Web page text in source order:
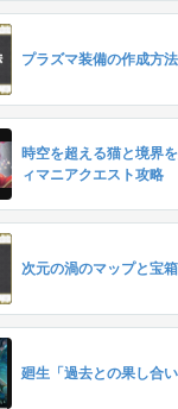
プラズマ装備の作成方
時空を超える猫と境界
ィマニアクエスト攻略
次元の渦のマップと宝
廻生「過去との果し合